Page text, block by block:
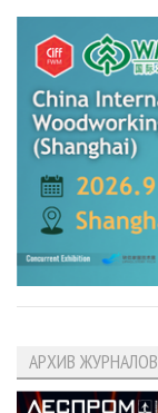
АРХИВ ЖУРНАЛОВ